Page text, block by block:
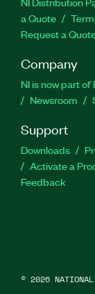
a Quote
Request a
Company
NI is now part of
Newsroom
Support
Downloads
Activate a
Feedback
© 2026